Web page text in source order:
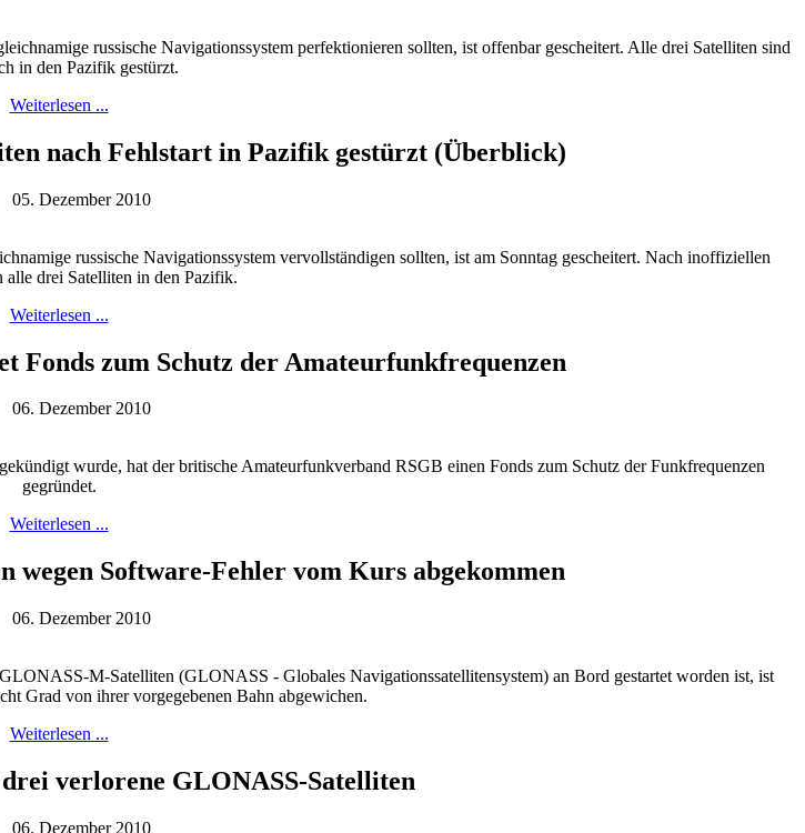
russische Navigationssystem perfektionieren sollten, ist offenbar gescheitert. Alle drei Satelliten sind
in den Pazifik gestürzt.
Weiterlesen ...
nach Fehlstart in Pazifik gestürzt (Überblick)
05. Dezember 2010
russische Navigationssystem vervollständigen sollten, ist am Sonntag gescheitert. Nach inoffiziellen
alle drei Satelliten in den Pazifik.
Weiterlesen ...
zum Schutz der Amateurfunkfrequenzen
06. Dezember 2010
wurde, hat der britische Amateurfunkverband RSGB einen Fonds zum Schutz der Funkfrequenzen
gegründet.
Weiterlesen ...
wegen Software-Fehler vom Kurs abgekommen
06. Dezember 2010
M-Satelliten (GLONASS - Globales Navigationssatellitensystem) an Bord gestartet worden ist, ist
Grad von ihrer vorgegebenen Bahn abgewichen.
Weiterlesen ...
verlorene GLONASS-Satelliten
06. Dezember 2010